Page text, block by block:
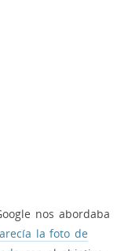
nos abordaba
la foto de